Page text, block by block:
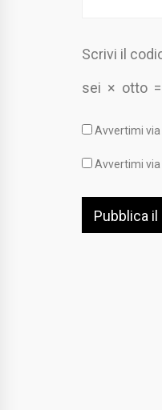
Scrivi il
sei × otto =
Avvertimi
Avvertimi